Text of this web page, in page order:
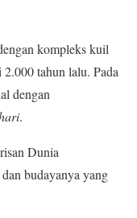
kompleks kuil
tahun lalu. Pada
dengan
.
Dunia
budayanya yang